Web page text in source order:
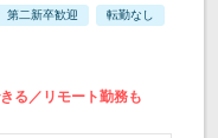
第二新卒歓迎 転勤なし
る／リモート勤務も